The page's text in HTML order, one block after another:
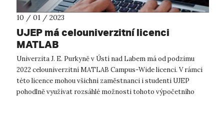
10 / 01 / 2023
UJEP má celouniverzitní licenci
MATLAB
Univerzita J. E. Purkyně v Ústí nad Labem má od podzimu
2022 celouniverzitní MATLAB Campus-Wide licenci. V rámci
této licence mohou všichni zaměstnanci i studenti UJEP
pohodlně využívat rozsáhlé možnosti tohoto výpočetního